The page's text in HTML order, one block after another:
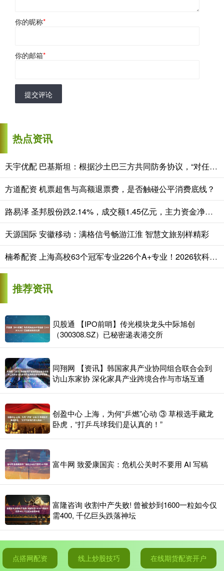
你的昵称*
你的邮箱*
提交评论
热点资讯
天宇优配 巴基斯坦：根据沙土巴三方共同防务协议，“对任何一方的攻击都将被视为对所有签署国的攻击”
方道配资 机票超售与高额退票费，是否触碰公平消费底线？
路易泽 圣邦股份跌2.14%，成交额1.45亿元，主力资金净流入136.35万元
天源国际 安徽移动：满格信号畅游江淮 智慧文旅别样精彩
楠希配资 上海高校63个冠军专业226个A+专业！2026软科中国大学专业排名出炉
推荐资讯
贝股通 【IPO前哨】传光模块龙头中际旭创
（300308.SZ）已秘密递表港交所
同翔网 【资讯】韩国家具产业协同组合联合会到
访山东家协 深化家具产业跨境合作与市场互通
创盈中心 上海，为何“乒燃”心动 ③ 草根选手藏龙
卧虎，“打乒乓球我们是认真的！”
富牛网 致爱康国宾：危机公关时不要用 AI 写稿
富隆咨询 收割中产失败! 曾被炒到1600一粒如今仅
需400, 千亿巨头跌落神坛
点搭网配资 线上炒股技巧 在线期货配资开户